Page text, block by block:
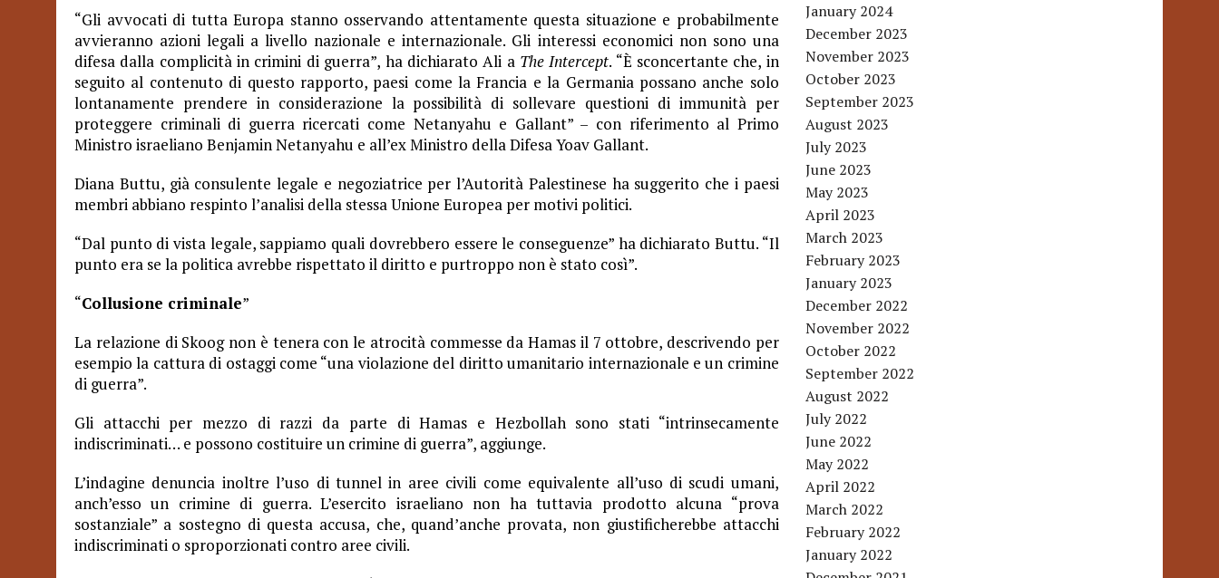
“Gli avvocati di tutta Europa stanno osservando attentamente questa situazione e probabilmente
avvieranno azioni legali a livello nazionale e internazionale. Gli interessi economici non sono una
difesa dalla complicità in crimini di guerra”, ha dichiarato Ali a The Intercept. “È sconcertante che, in
seguito al contenuto di questo rapporto, paesi come la Francia e la Germania possano anche solo
lontanamente prendere in considerazione la possibilità di sollevare questioni di immunità per
proteggere criminali di guerra ricercati come Netanyahu e Gallant” – con riferimento al Primo
Ministro israeliano Benjamin Netanyahu e all’ex Ministro della Difesa Yoav Gallant.
Diana Buttu, già consulente legale e negoziatrice per l’Autorità Palestinese ha suggerito che i paesi
membri abbiano respinto l’analisi della stessa Unione Europea per motivi politici.
“Dal punto di vista legale, sappiamo quali dovrebbero essere le conseguenze” ha dichiarato Buttu. “Il
punto era se la politica avrebbe rispettato il diritto e purtroppo non è stato così”.
“Collusione criminale”
La relazione di Skoog non è tenera con le atrocità commesse da Hamas il 7 ottobre, descrivendo per
esempio la cattura di ostaggi come “una violazione del diritto umanitario internazionale e un crimine
di guerra”.
Gli attacchi per mezzo di razzi da parte di Hamas e Hezbollah sono stati “intrinsecamente
indiscriminati… e possono costituire un crimine di guerra”, aggiunge.
L’indagine denuncia inoltre l’uso di tunnel in aree civili come equivalente all’uso di scudi umani,
anch’esso un crimine di guerra. L’esercito israeliano non ha tuttavia prodotto alcuna “prova
sostanziale” a sostegno di questa accusa, che, quand’anche provata, non giustificherebbe attacchi
indiscriminati o sproporzionati contro aree civili.
January 2024
December 2023
November 2023
October 2023
September 2023
August 2023
July 2023
June 2023
May 2023
April 2023
March 2023
February 2023
January 2023
December 2022
November 2022
October 2022
September 2022
August 2022
July 2022
June 2022
May 2022
April 2022
March 2022
February 2022
January 2022